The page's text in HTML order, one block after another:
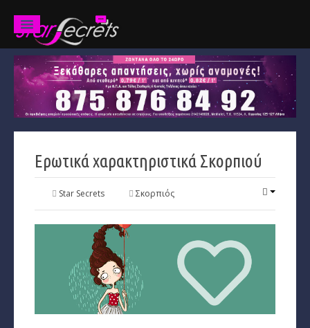
Προβλέψεις
ΧαρακτηριστικάΕρωτικά χαρακτηριστικά Σκορπιού
Star Secrets Σκορπιός